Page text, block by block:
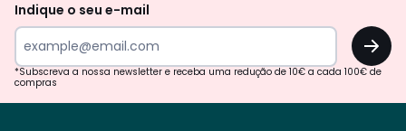
Indique o seu e-mail
OK
*Subscreva a nossa newsletter e receba uma redução de 10€ a cada 100€ de
compras